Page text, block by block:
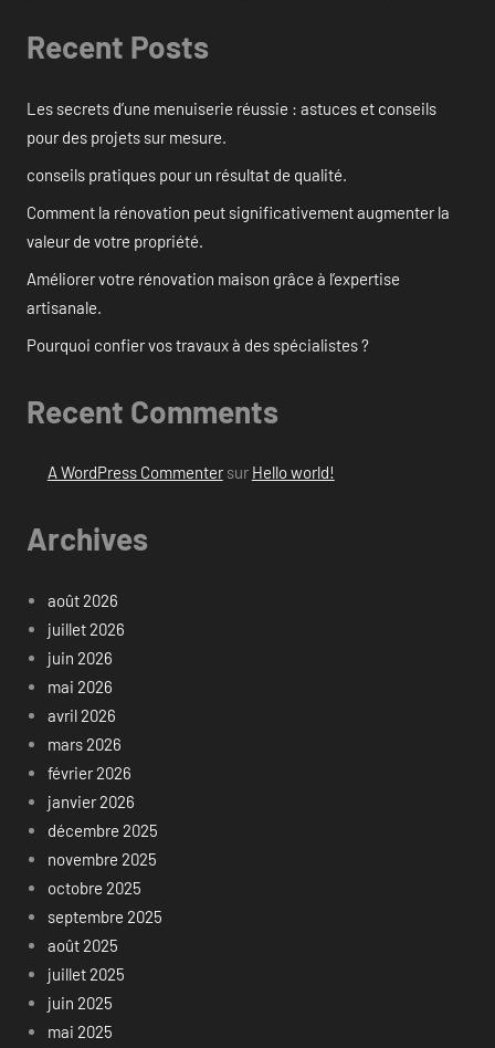
Recent Posts
Les secrets d’une menuiserie réussie : astuces et conseils
pour des projets sur mesure.
conseils pratiques pour un résultat de qualité.
Comment la rénovation peut significativement augmenter la
valeur de votre propriété.
Améliorer votre rénovation maison grâce à l’expertise
artisanale.
Pourquoi confier vos travaux à des spécialistes ?
Recent Comments
A WordPress Commentersur Hello world!
Archives
août 2026
juillet 2026
juin 2026
mai 2026
avril 2026
mars 2026
février 2026
janvier 2026
décembre 2025
novembre 2025
octobre 2025
septembre 2025
août 2025
juillet 2025
juin 2025
mai 2025